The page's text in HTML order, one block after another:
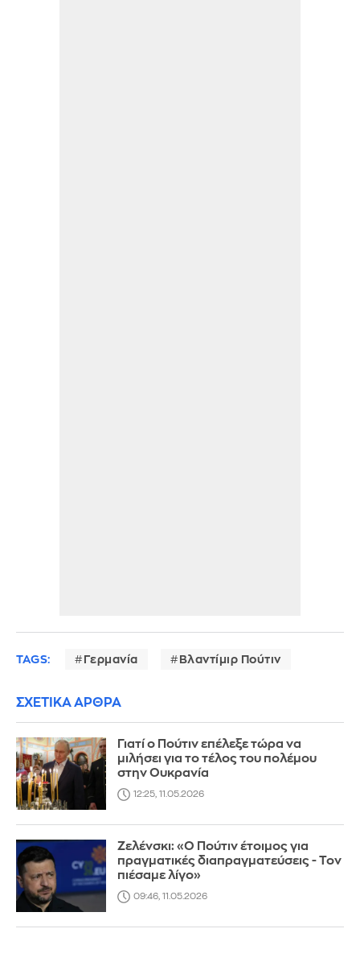
TAGS: Γερμανία Βλαντίμιρ Πούτιν
ΣΧΕΤΙΚΑ ΑΡΘΡΑ
Γιατί ο Πούτιν επέλεξε τώρα να
μιλήσει για το τέλος του πολέμου
στην Ουκρανία
12:25, 11.05.2026
Ζελένσκι: «Ο Πούτιν έτοιμος για
πραγματικές διαπραγματεύσεις - Τον
πιέσαμε λίγο»
09:46, 11.05.2026